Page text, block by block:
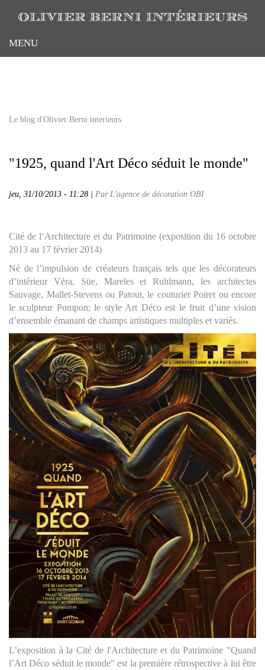
principal
MENU
Le blog d'Olivier Berni interieurs
"1925, quand l'Art Déco séduit le monde"
jeu, 31/10/2013 - 11:28 | Par L'agence de décoration OBI
Cité de l’Architecture et du Patrimoine (exposition du 16 octobre
2013 au 17 février 2014)
Né de l’impulsion de créateurs français tels que les décorateurs
d’intérieur Véra, Süe, Mareles et Ruhlmann, les architectes
Sauvage, Mallet-Stevens ou Patout, le couturier Poiret ou encore
le sculpteur Pompon; le style Art Déco est le fruit d’une vision
d’ensemble émanant de champs artistiques multiples et variés.
L’exposition à la Cité de l'Architecture et du Patrimoine "Quand
l’Art Déco séduit le monde" est la première rétrospective à lui être